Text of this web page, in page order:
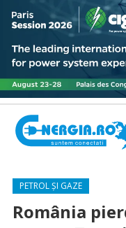
PETROL ȘI GAZE
România